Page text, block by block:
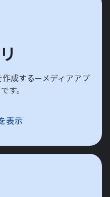
作成する—メディアアプ
す。
表示